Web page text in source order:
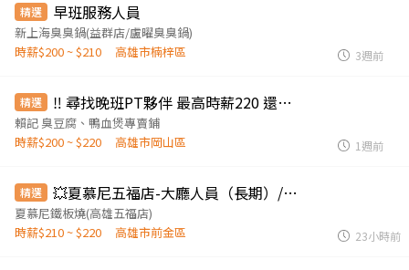
精選 早班服務人員
新上海臭臭鍋(益群店/盧曜臭臭鍋)
時薪$200 ~ $210
高雄市楠梓區 3週前
精選 ‼️ 尋找晚班PT夥伴 最高時薪220 還有月獎金 賴: x89138
賴記 臭豆腐、鴨血煲專賣鋪
時薪$200 ~ $220
高雄市岡山區 1週前
精選 💥夏慕尼五福店-大廳人員（長期）/廚藝人員（長期）
夏慕尼鐵板燒(高雄五福店)
時薪$210 ~ $220
高雄市前金區 23小時前